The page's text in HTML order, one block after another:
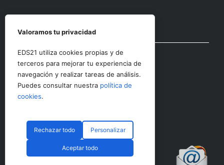
Otras secciones
Contacto
© CopyRight 2023 RRHHDigital
Valoramos tu privacidad
EDS21 utiliza cookies propias y de
terceros para mejorar tu experiencia de
navegación y realizar tareas de análisis.
Puedes consultar nuestra política de
cookies.
Rechazar todo Personalizar
Aceptar todo